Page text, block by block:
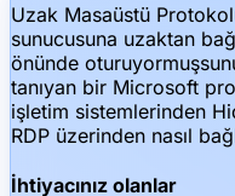
Uzak Masaüstü
sunucusuna uzaktan
önünde
tanıyan bir Microsoft
işletim sistemlerinden
RDP üzerinden nasıl
İhtiyacınız olanlar